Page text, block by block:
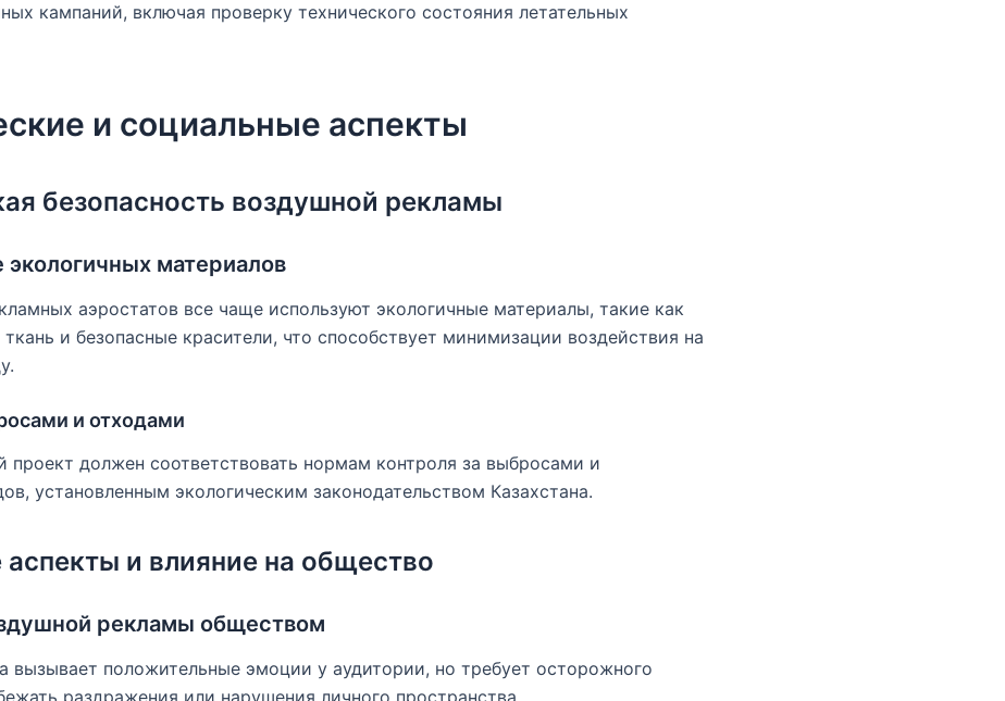
кампаний, включая проверку технического состояния летательных
и социальные аспекты
безопасность воздушной рекламы
экологичных материалов
аэростатов все чаще используют экологичные материалы, такие как
и безопасные красители, что способствует минимизации воздействия на
и отходами
должен соответствовать нормам контроля за выбросами и
установленным экологическим законодательством Казахстана.
и влияние на общество
рекламы обществом
вызывает положительные эмоции у аудитории, но требует осторожного
раздражения или нарушения личного пространства.